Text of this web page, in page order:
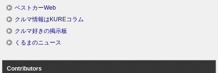
ベストカーWeb
クルマ情報はKUREコラム
クルマ好きの掲示板
くるまのニュース
Contributors